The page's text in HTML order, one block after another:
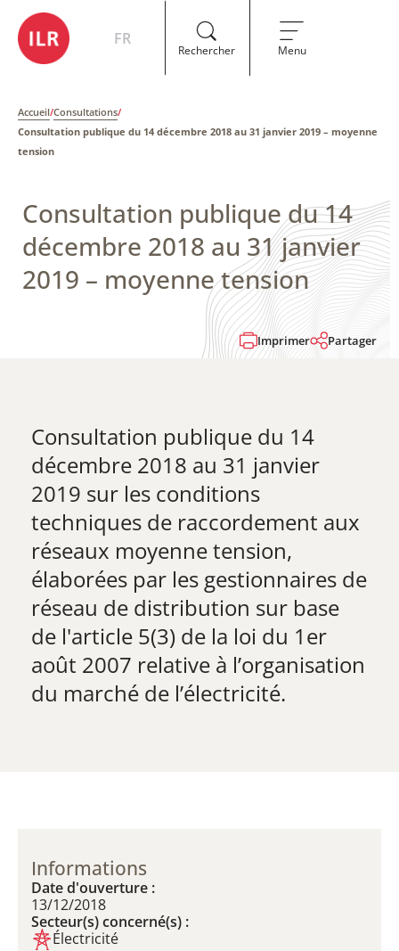
FR
Rechercher Menu
Accueil/Consultations/
Consultation publique du 14 décembre 2018 au 31 janvier 2019 – moyenne
tension
Consultation publique du 14
décembre 2018 au 31 janvier
2019 – moyenne tension
Imprimer Partager
Consultation publique du 14
décembre 2018 au 31 janvier
2019 ​sur les conditions
techniques de raccordement aux
réseaux moyenne tension,
élaborées par les gestionnaires de
réseau de distribution ​sur base
de l'article 5(3) de la loi du 1er
août 2007 relative à l’organisation
du marché de l’électricité.
Informations
Date d'ouverture :
13/12/2018
Secteur(s) concerné(s) :
Électricité